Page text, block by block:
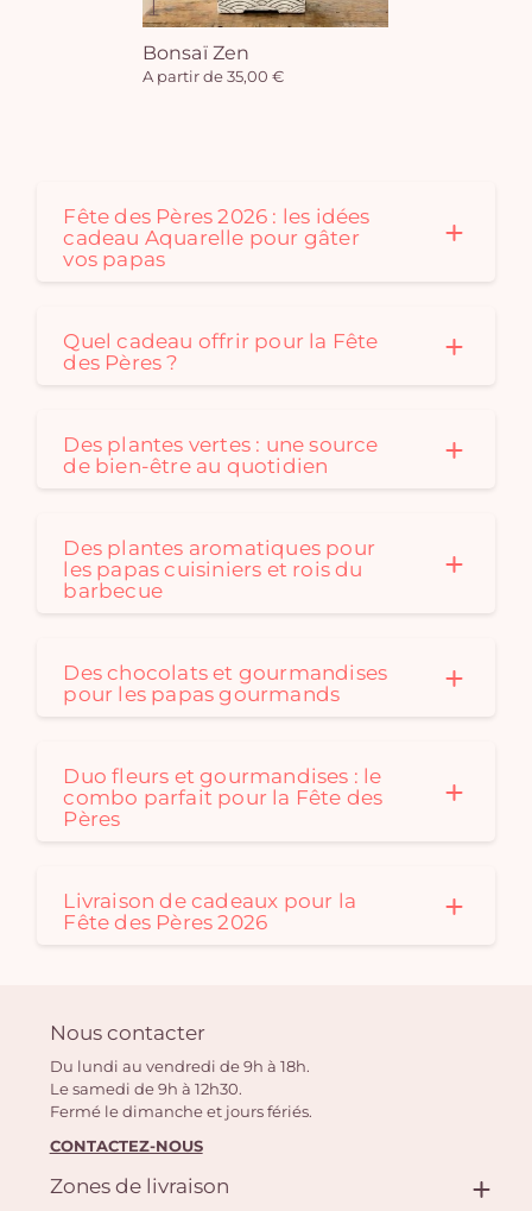
Bonsaï Zen
A partir de 35,00 €
Fête des Pères 2026 : les idées
cadeau Aquarelle pour gâter
vos papas
Quel cadeau offrir pour la Fête
des Pères ?
Des plantes vertes : une source
de bien-être au quotidien
Des plantes aromatiques pour
les papas cuisiniers et rois du
barbecue
Des chocolats et gourmandises
pour les papas gourmands
Duo fleurs et gourmandises : le
combo parfait pour la Fête des
Pères
Livraison de cadeaux pour la
Fête des Pères 2026
Nous contacter
Du lundi au vendredi de 9h à 18h.
Le samedi de 9h à 12h30.
Fermé le dimanche et jours fériés.
CONTACTEZ-NOUS
Zones de livraison